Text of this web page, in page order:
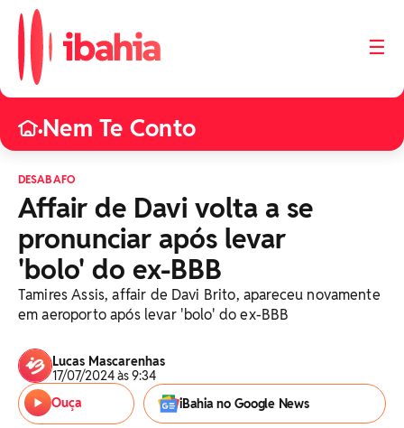
☰
•Nem Te Conto
DESABAFO
Affair de Davi volta a se
pronunciar após levar
'bolo' do ex-BBB
Tamires Assis, affair de Davi Brito, apareceu novamente
em aeroporto após levar 'bolo' do ex-BBB
Lucas Mascarenhas
17/07/2024 às 9:34
Ouça
iBahia no Google News